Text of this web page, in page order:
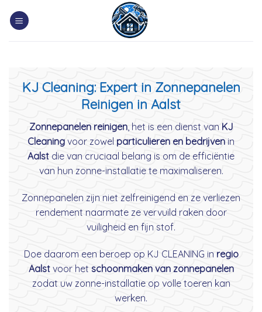
KJ Cleaning: Expert in Zonnepanelen
Reinigen in Aalst
Zonnepanelen reinigen, het is een dienst van KJ
Cleaning voor zowel particulieren en bedrijven in
Aalst die van cruciaal belang is om de efficiëntie
van hun zonne-installatie te maximaliseren.
Zonnepanelen zijn niet zelfreinigend en ze verliezen
rendement naarmate ze vervuild raken door
vuiligheid en fijn stof.
Doe daarom een beroep op KJ CLEANING in regio
Aalstvoor het schoonmaken van zonnepanelen
zodat uw zonne-installatie op volle toeren kan
werken.